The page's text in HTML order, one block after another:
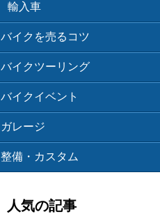
輸入車
バイクを売るコツ
バイクツーリング
バイクイベント
ガレージ
整備・カスタム
人気の記事